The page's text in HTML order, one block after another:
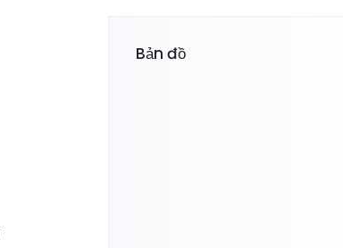
Bản đồ